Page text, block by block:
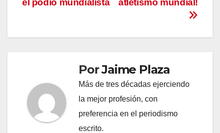
entradas
atletismo mundial!
el podio mundialista
PorJaime Plaza
Más de tres décadas ejerciendo
la mejor profesión, con
preferencia en el periodismo
escrito.